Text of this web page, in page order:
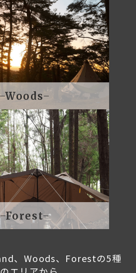
Woods
Forest
、Woods、Forestの5種